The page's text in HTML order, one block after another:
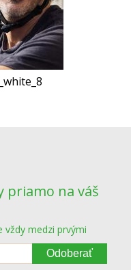
priamo na váš
vždy medzi prvými
Odoberať